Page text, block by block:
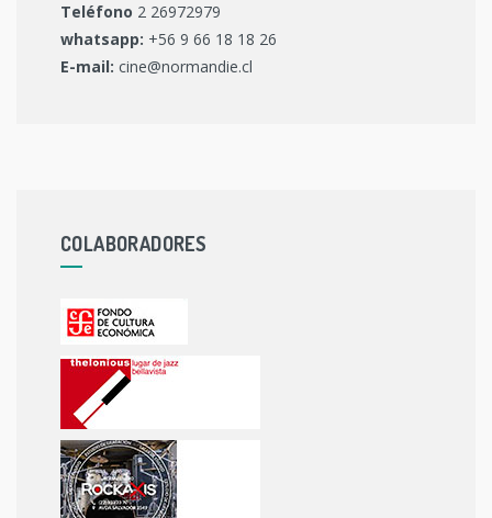
Teléfono 2 26972979
whatsapp: +56 9 66 18 18 26
E-mail: cine@normandie.cl
COLABORADORES